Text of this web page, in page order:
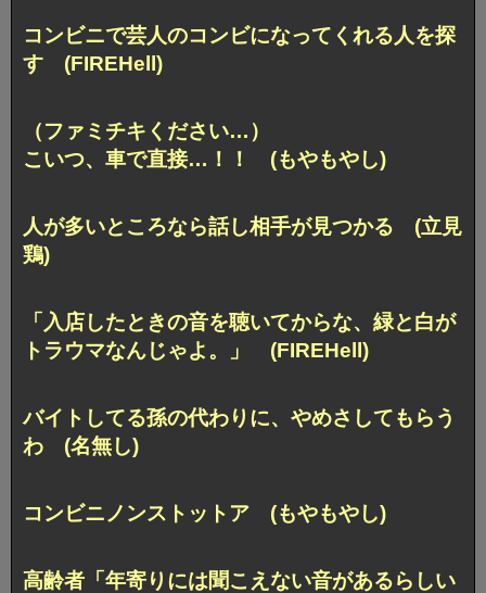
コンビニで芸人のコンビになってくれる人を探
す (FIREHell)
（ファミチキください…）
こいつ、車で直接…！！ (もやもやし)
人が多いところなら話し相手が見つかる (立見
鶏)
「入店したときの音を聴いてからな、 緑と白が
トラウマなんじゃよ。」 (FIREHell)
バイトしてる孫の代わりに、 やめさしてもらう
わ (名無し)
コンビニノンストットア (もやもやし)
高齢者「年寄りには聞こえない音があるらしい